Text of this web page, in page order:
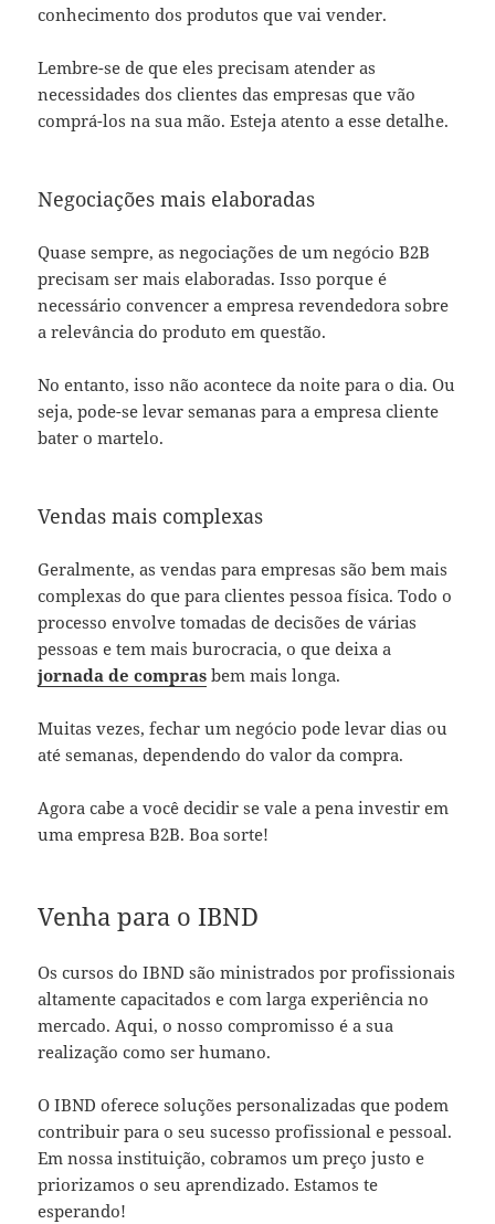
conhecimento dos produtos que vai vender.
Lembre-se de que eles precisam atender as
necessidades dos clientes das empresas que vão
comprá-los na sua mão. Esteja atento a esse detalhe.
Negociações mais elaboradas
Quase sempre, as negociações de um negócio B2B
precisam ser mais elaboradas. Isso porque é
necessário convencer a empresa revendedora sobre
a relevância do produto em questão.
No entanto, isso não acontece da noite para o dia. Ou
seja, pode-se levar semanas para a empresa cliente
bater o martelo.
Vendas mais complexas
Geralmente, as vendas para empresas são bem mais
complexas do que para clientes pessoa física. Todo o
processo envolve tomadas de decisões de várias
pessoas e tem mais burocracia, o que deixa a
jornada de compras bem mais longa.
Muitas vezes, fechar um negócio pode levar dias ou
até semanas, dependendo do valor da compra.
Agora cabe a você decidir se vale a pena investir em
uma empresa B2B. Boa sorte!
Venha para o IBND
Os cursos do IBND são ministrados por profissionais
altamente capacitados e com larga experiência no
mercado. Aqui, o nosso compromisso é a sua
realização como ser humano.
O IBND oferece soluções personalizadas que podem
contribuir para o seu sucesso profissional e pessoal.
Em nossa instituição, cobramos um preço justo e
priorizamos o seu aprendizado. Estamos te
esperando!